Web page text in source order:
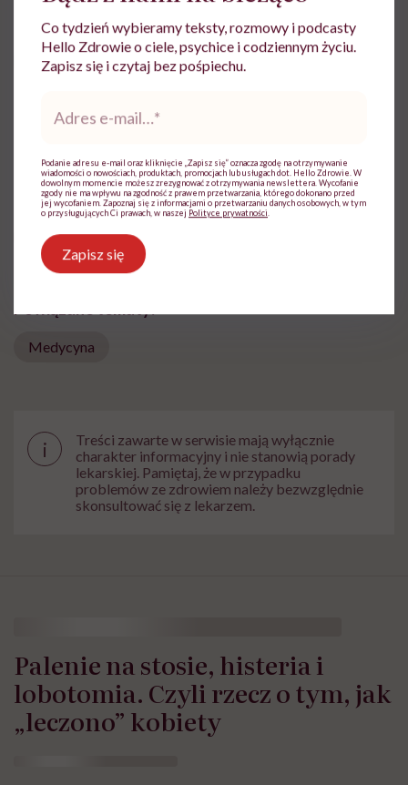
Ewa Żuchowska
Technik farmacji z wieloletnim stażem
pracy w aptekach ogólnodostępnych. Od
portale internetowe jako copywriter. Jej
Zobacz profil
Udostępnij
Powiązane tematy:
Medycyna
i
Treści zawarte w serwisie mają wyłącznie
charakter informacyjny i nie stanowią porady
lekarskiej. Pamiętaj, że w przypadku
problemów ze zdrowiem należy bezwzględnie
skonsultować się z lekarzem.
Palenie na stosie, histeria i
lobotomia. Czyli rzecz o tym, jak
„leczono” kobiety
Co tydzień wybieramy teksty, rozmowy i podcasty
Hello Zdrowie o ciele, psychice i codziennym życiu.
Zapisz się i czytaj bez pośpiechu.
*
Podanie adresu e-mail oraz kliknięcie „Zapisz się” oznacza zgodę na otrzymywanie
wiadomości o nowościach, produktach, promocjach lub usługach dot. Hello Zdrowie. W
dowolnym momencie możesz zrezygnować z otrzymywania newslettera. Wycofanie
zgody nie ma wpływu na zgodność z prawem przetwarzania, którego dokonano przed
jej wycofaniem. Zapoznaj się z informacjami o przetwarzaniu danych osobowych, w tym
o przysługujących Ci prawach, w naszej Polityce prywatności
Zapisz się